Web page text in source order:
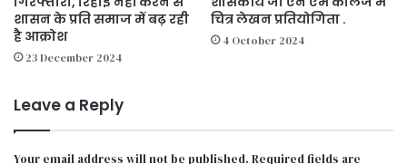
शासन के प्रति समाज में बढ़ रही
है आक्रोश
23 December 2024
चित्र लेखन प्रतियोगिता .
4 October 2024
Leave a Reply
Your email address will not be published. Required fields are